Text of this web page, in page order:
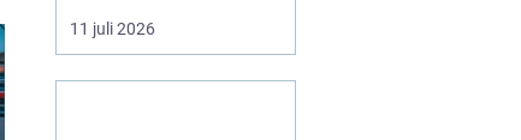
få andra
inredningsdetaljer gör.
11 juli 2026